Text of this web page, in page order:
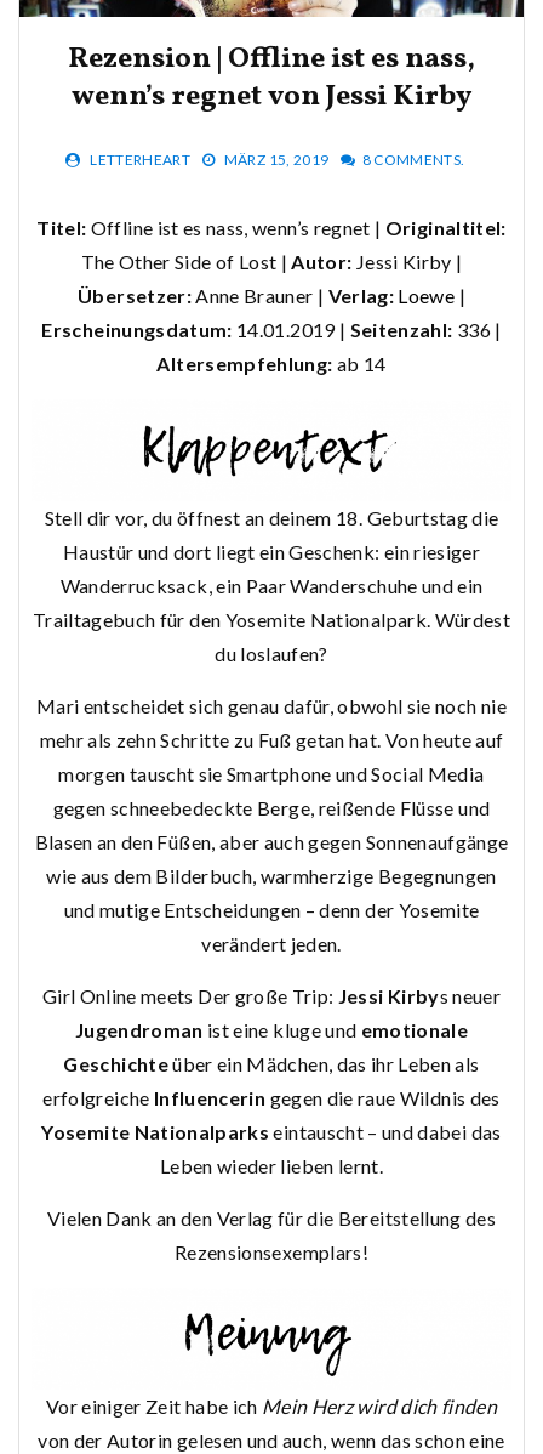
Rezension | Offline ist es nass,
wenn’s regnet von Jessi Kirby
LETTERHEART MÄRZ 15, 2019 8 COMMENTS.
Titel: Offline ist es nass, wenn’s regnet | Originaltitel:
The Other Side of Lost | Autor: Jessi Kirby |
Übersetzer:Anne Brauner | Verlag: Loewe |
Erscheinungsdatum: 14.01.2019 | Seitenzahl: 336 |
Altersempfehlung: ab 14
Stell dir vor, du öffnest an deinem 18. Geburtstag die
Haustür und dort liegt ein Geschenk: ein riesiger
Wanderrucksack, ein Paar Wanderschuhe und ein
Trailtagebuch für den Yosemite Nationalpark. Würdest
du loslaufen?
Mari entscheidet sich genau dafür, obwohl sie noch nie
mehr als zehn Schritte zu Fuß getan hat. Von heute auf
morgen tauscht sie Smartphone und Social Media
gegen schneebedeckte Berge, reißende Flüsse und
Blasen an den Füßen, aber auch gegen Sonnenaufgänge
wie aus dem Bilderbuch, warmherzige Begegnungen
und mutige Entscheidungen – denn der Yosemite
verändert jeden.
Girl Online meets Der große Trip: Jessi Kirbys neuer
Jugendroman ist eine kluge und emotionale
Geschichteüber ein Mädchen, das ihr Leben als
erfolgreiche Influencerin gegen die raue Wildnis des
Yosemite Nationalparks eintauscht – und dabei das
Leben wieder lieben lernt.
Vielen Dank an den Verlag für die Bereitstellung des
Rezensionsexemplars!
Vor einiger Zeit habe ich Mein Herz wird dich finden
von der Autorin gelesen und auch, wenn das schon eine